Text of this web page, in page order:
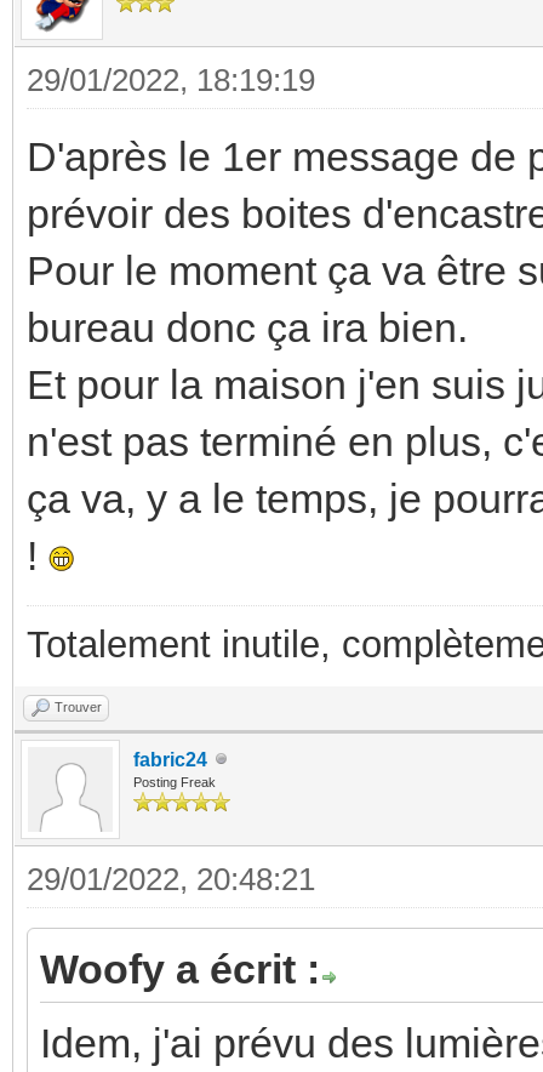
29/01/2022, 18:19:19
D'après le 1er message de
prévoir des boites
Pour le moment ça va être
bureau donc ça ira bien.
Et pour la maison j'en suis
n'est pas terminé en plus,
ça va, y a le temps, je
!
Totalement inutile,
Trouver
fabric24
Posting Freak
29/01/2022, 20:48:21
Woofy a écrit :
Idem, j'ai prévu des